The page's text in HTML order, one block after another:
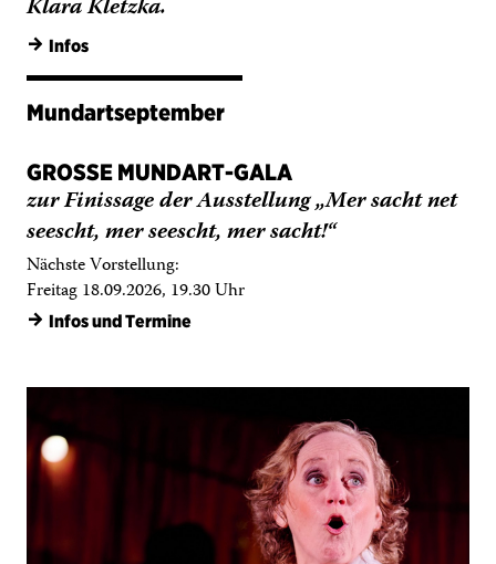
GROSSE MUNDART-GALA
zur Finissage der Ausstellung „Mer sacht net
Nächste Vorstellung:
Freitag 18.09.2026, 19.30 Uhr
→ Infos und Termine